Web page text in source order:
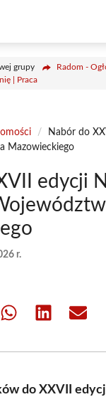
grupy
Radom -
| Praca
/
Nabór do
Mazowieckiego
edycji
r.
Share Share Share
do XXVII